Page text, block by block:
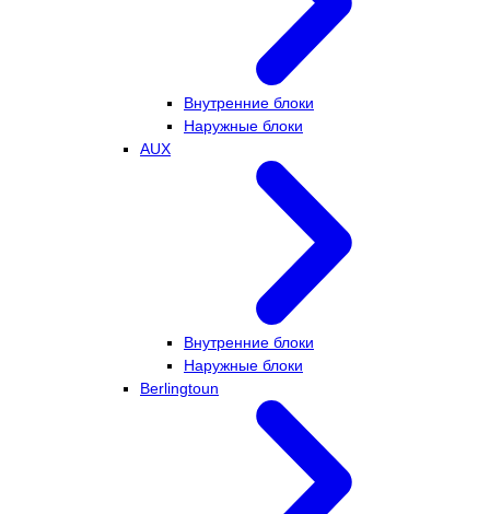
Внутренние блоки
Наружные блоки
AUX
Внутренние блоки
Наружные блоки
Berlingtoun